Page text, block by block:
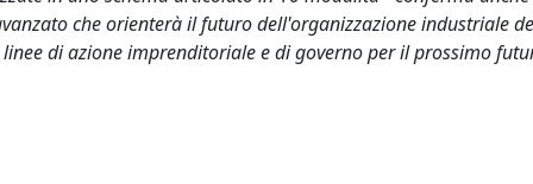
che orienterà il futuro dell'organizzazione industriale
di azione imprenditoriale e di governo per il prossimo